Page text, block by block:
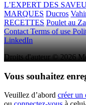
L’EXPERT DES
MARQUES Ducros
RECETTES Poulet au
ContactTerms of use
LinkedIn
Droits d'auteur © 2026
Vous souhaitez
Veuillez d’abord créer un